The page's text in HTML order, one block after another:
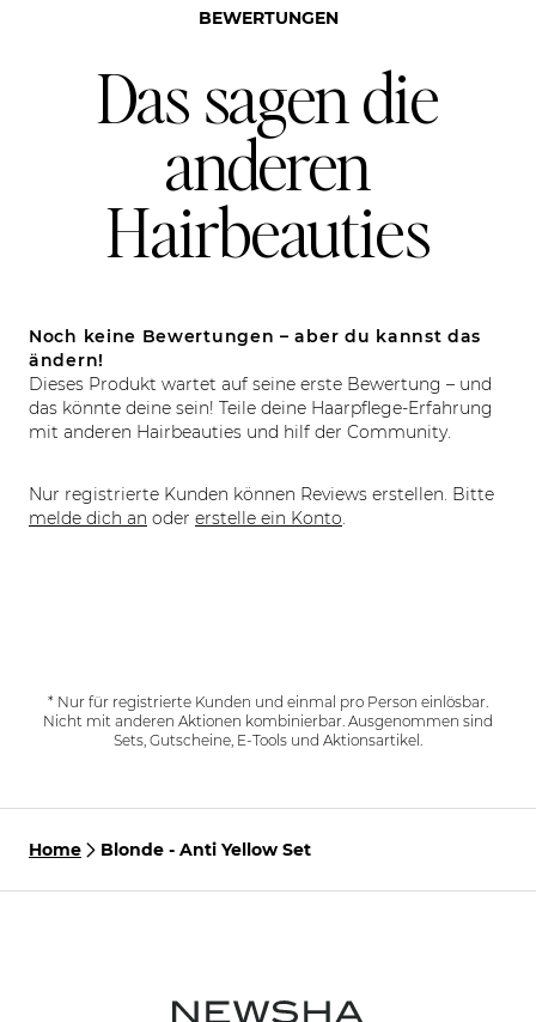
BEWERTUNGEN
Das sagen die
anderen
Hairbeauties
Noch keine Bewertungen – aber du kannst das
ändern!
Dieses Produkt wartet auf seine erste Bewertung – und
das könnte deine sein! Teile deine Haarpflege-Erfahrung
mit anderen Hairbeauties und hilf der Community.
Nur registrierte Kunden können Reviews erstellen. Bitte
melde dich an oder erstelle ein Konto.
* Nur für registrierte Kunden und einmal pro Person einlösbar.
Nicht mit anderen Aktionen kombinierbar. Ausgenommen sind
Sets, Gutscheine, E-Tools und Aktionsartikel.
Home Blonde - Anti Yellow Set